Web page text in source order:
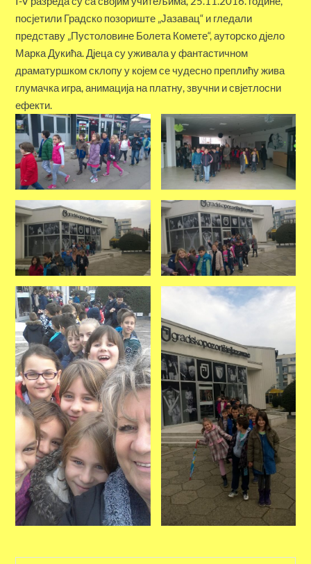
посјетили Градско позориште „Јазавац“ и гледали
представу „Пустоловине Болета Комете“, ауторско дјело
Марка Дукића. Дјеца су уживала у фантастичном
драматуршком склопу у којем се чудесно преплићу жива
глумачка игра, анимација на платну, звучни и свјетлосни
ефекти.